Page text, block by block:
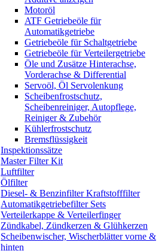
Motoröl
ATF Getriebeöle für
Automatikgetriebe
Getriebeöle für Schaltgetriebe
Getriebeöle für Verteilergetriebe
Öle und Zusätze Hinterachse,
Vorderachse & Differential
Servoöl, Öl Servolenkung
Scheibenfrostschutz,
Scheibenreiniger, Autopflege,
Reiniger & Zubehör
Kühlerfrostschutz
Bremsflüssigkeit
Inspektionssätze
Master Filter Kit
Luftfilter
Ölfilter
Diesel- & Benzinfilter Kraftstofffilter
Automatikgetriebefilter Sets
Verteilerkappe & Verteilerfinger
Zündkabel, Zündkerzen & Glühkerzen
Scheibenwischer, Wischerblätter vorne &
hinten